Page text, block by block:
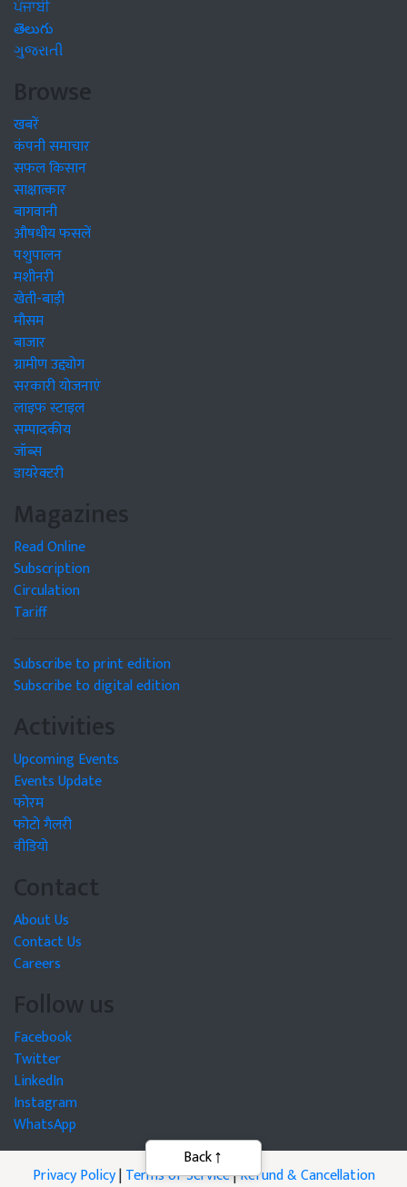
ਪੰਜਾਬੀ
తెలుగు
ગુજરાતી
Browse
खबरें
कंपनी समाचार
सफल किसान
साक्षात्कार
बागवानी
औषधीय फसलें
पशुपालन
मशीनरी
खेती-बाड़ी
मौसम
बाजार
ग्रामीण उद्द्योग
सरकारी योजनाएं
लाइफ स्टाइल
सम्पादकीय
जॉब्स
डायरेक्टरी
Magazines
Read Online
Subscription
Circulation
Tariff
Subscribe to print edition
Subscribe to digital edition
Activities
Upcoming Events
Events Update
फोरम
फोटो गैलरी
वीडियो
Contact
About Us
Contact Us
Careers
Follow us
Facebook
Twitter
LinkedIn
Instagram
WhatsApp
Privacy Policy|Terms of Service|Refund & Cancellation
Back